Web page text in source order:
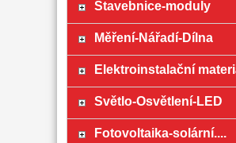
Stavebnice-moduly
Měření-Nářadí-Dílna
Elektroinstalační
Světlo-Osvětlení-LED
Fotovoltaika-solární....